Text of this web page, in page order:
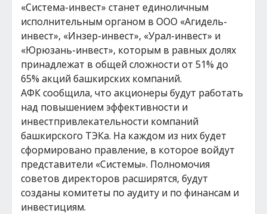
«Система-инвест» станет единоличным
исполнительным органом в ООО «Агидель-
инвест», «Инзер-инвест», «Урал-инвест» и
«Юрюзань-инвест», которым в равных долях
принадлежат в общей сложности от 51% до
65% акций башкирских компаний.
АФК сообщила, что акционеры будут работать
над повышением эффективности и
инвестпривлекательности компаний
башкирского ТЭКа. На каждом из них будет
сформировано правление, в которое войдут
представители «Системы». Полномочия
советов директоров расширятся, будут
созданы комитеты по аудиту и по финансам и
инвестициям.